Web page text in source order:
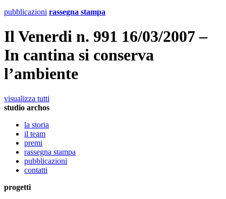
pubblicazioni rassegna stampa
Il Venerdi n. 991 16/03/2007 –
In cantina si conserva
l’ambiente
visualizza tutti
studio archos
la storia
il team
premi
rassegna stampa
pubblicazioni
contatti
progetti